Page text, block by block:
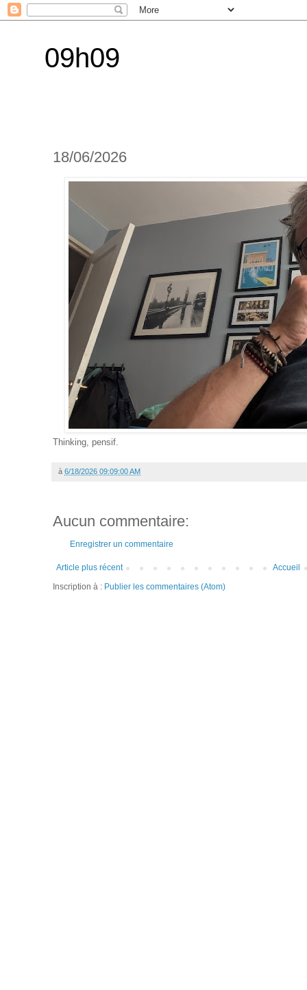
09h09
18/06/2026
Thinking, pensif.
à 6/18/2026 09:09:00 AM
Aucun commentaire:
Enregistrer un commentaire
Article plus récent
Accueil
Inscription à : Publier les commentaires (Atom)